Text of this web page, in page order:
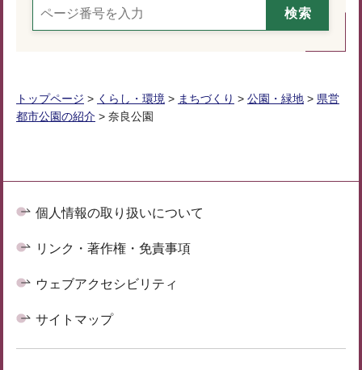
トップページ > くらし・環境 > まちづくり > 公園・緑地 > 県営
都市公園の紹介 > 奈良公園
個人情報の取り扱いについて
リンク・著作権・免責事項
ウェブアクセシビリティ
サイトマップ